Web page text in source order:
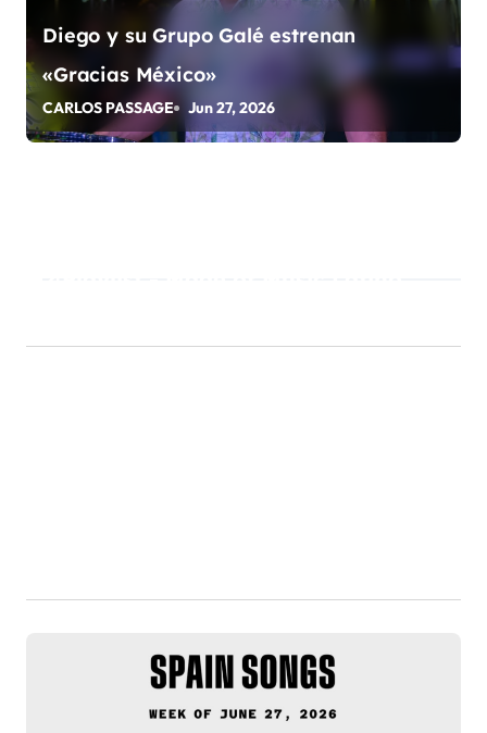
Diego y su Grupo Galé estrenan
«Gracias México»
CARLOS PASSAGE Jun 27, 2026